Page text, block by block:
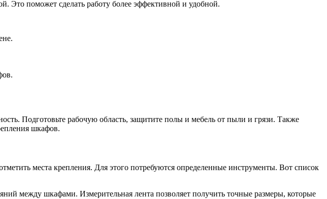
Это поможет сделать работу более эффективной и удобной.
Подготовьте рабочую область, защитите полы и мебель от пыли и грязи. Также
шкафов.
места крепления. Для этого потребуются определенные инструменты. Вот список
между шкафами. Измерительная лента позволяет получить точные размеры, которые